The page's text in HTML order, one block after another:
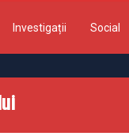
Investigații Social